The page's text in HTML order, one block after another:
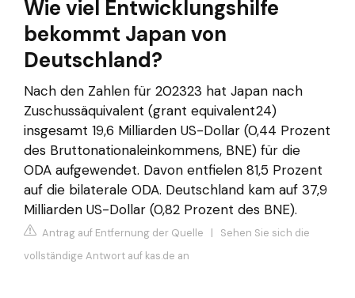
Wie viel Entwicklungshilfe
bekommt Japan von
Deutschland?
Nach den Zahlen für 202323 hat Japan nach
Zuschussäquivalent (grant equivalent24)
insgesamt 19,6 Milliarden US-Dollar (0,44 Prozent
des Bruttonationaleinkommens, BNE) für die
ODA aufgewendet. Davon entfielen 81,5 Prozent
auf die bilaterale ODA. Deutschland kam auf 37,9
Milliarden US-Dollar (0,82 Prozent des BNE).
Antrag auf Entfernung der Quelle | Sehen Sie sich die
vollständige Antwort auf kas.de an